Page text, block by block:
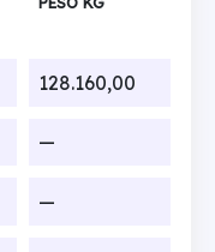
128.160,00
—
—